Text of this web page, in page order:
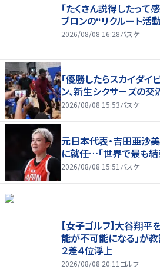
「たくさん説得したって
ブロンの“リクルート活
2026/08/08 16:28バスケ
「優勝したらスカイダイ
ン、新生シクサーズの交
2026/08/08 15:53バスケ
元日本代表・吉田亜沙
に就任…「世界で最も結
2026/08/08 15:51 バスケ
【女子ゴルフ】大谷翔
能が不可能になる」が
２差４位浮上
2026/08/08 20:11 ゴルフ